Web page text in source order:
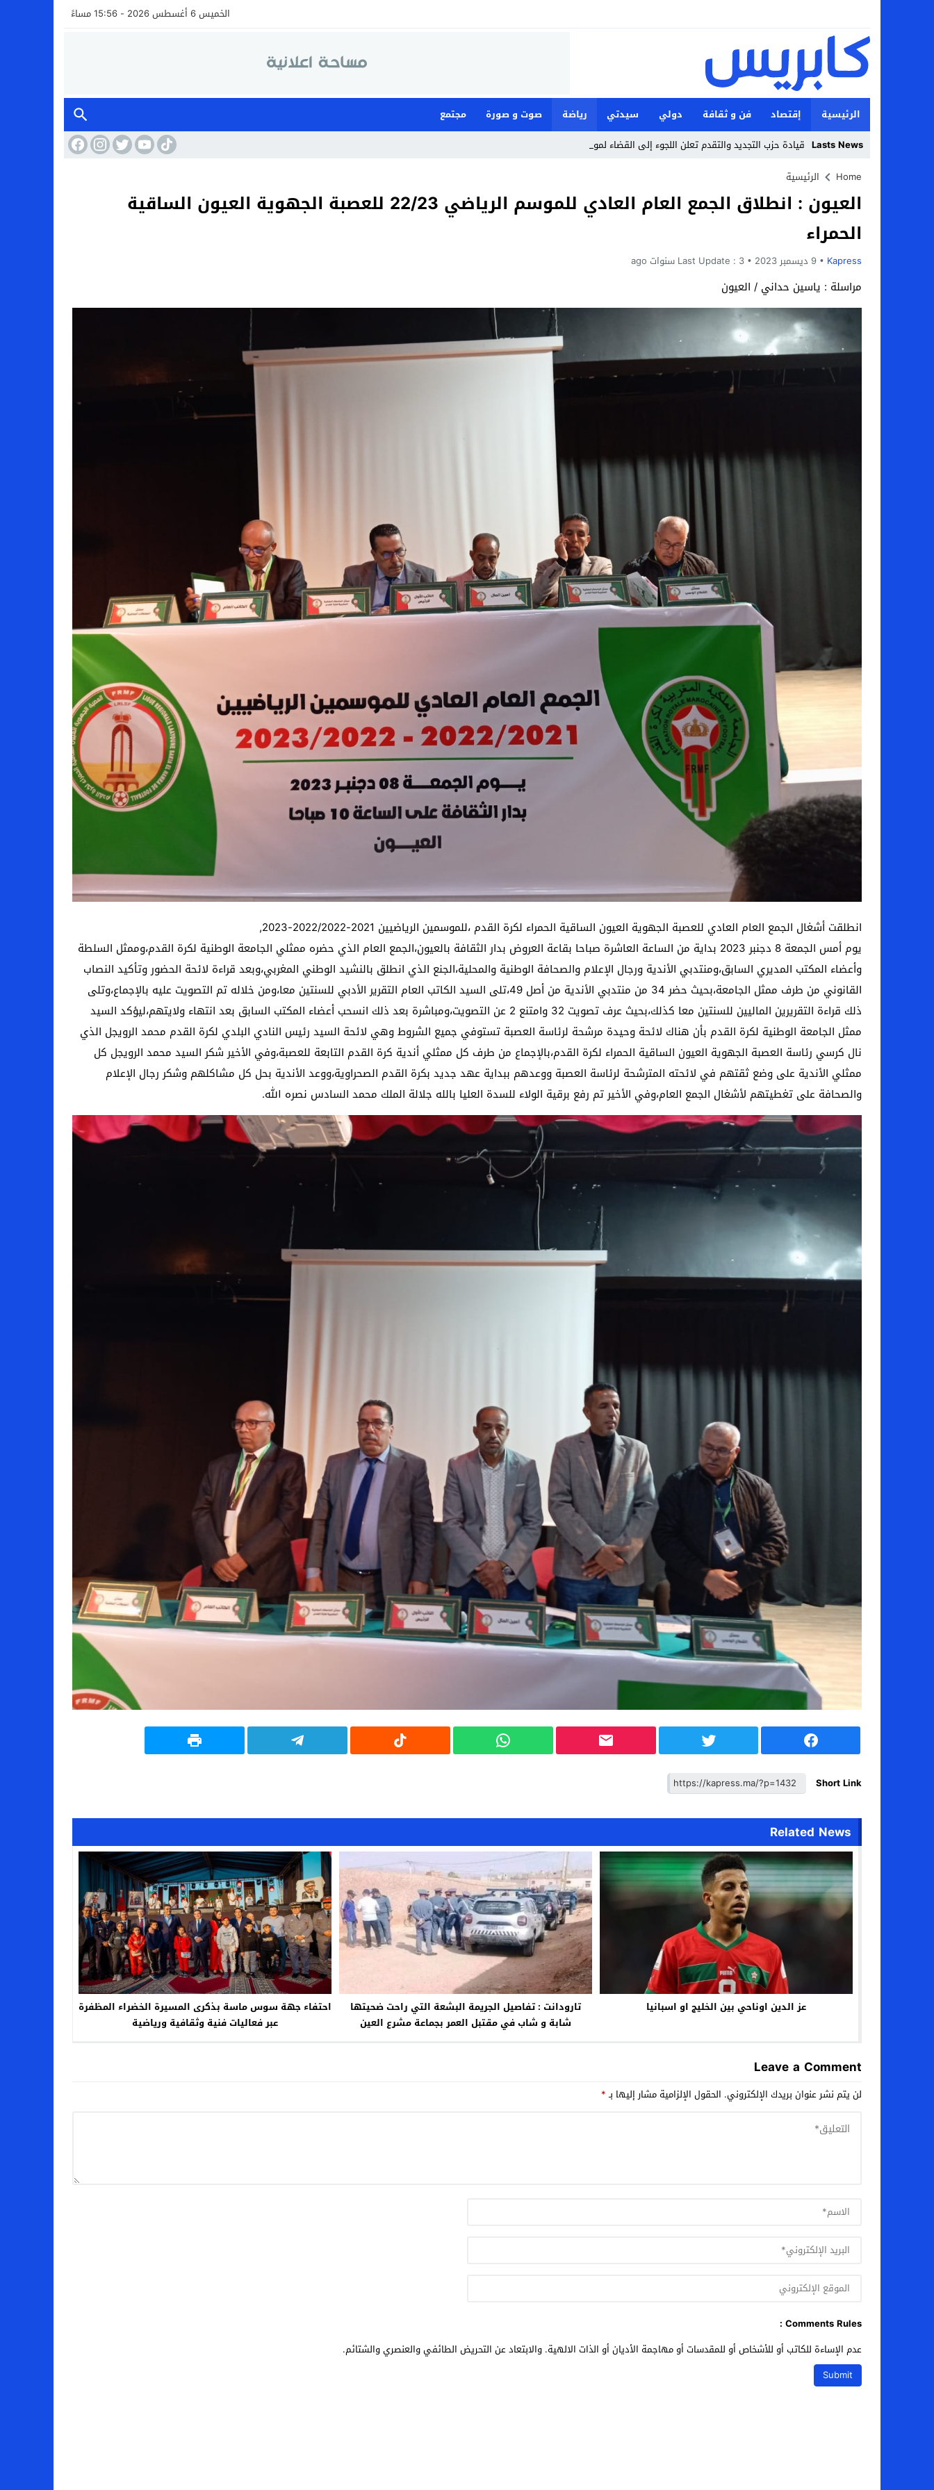
الخميس 6 أغسطس 2026 - 15:56 مساءً
الرئيسية إقتصاد فن و ثقافة دولي سيدتي رياضة صوت و صورة
مجتمع
Lasts News قيادة حزب التجديد والتقدم تعلن اللجوء إلى القضاء لمواجهة ما وصفته بـ”ال _
Stop
Previous
Home الرئيسية
العيون : انطلاق الجمع العام العادي للموسم الرياضي 22/23 للعصبة الجهوية العيون الساقية
الحمراء
Kapress 9 ديسمبر 2023 Last Update : 3 سنوات ago
مراسلة : ياسين حداني / العيون
انطلقت أشغال الجمع العام العادي للعصبة الجهوية العيون الساقية الحمراء لكرة القدم ،للموسمين الرياضيين 2021-2022/2022-2023,
يوم أمس الجمعة 8 دجنبر 2023 بداية من الساعة العاشرة صباحا بقاعة العروض بدار الثقافة بالعيون،الجمع العام الذي حضره ممثلي الجامعة الوطنية لكرة القدم،وممثل السلطة
وأعضاء المكتب المديري السابق،ومنتدبي الأندية ورجال الإعلام والصحافة الوطنية والمحلية،الجنع الذي انطلق بالنشيد الوطني المغربي،وبعد قراءة لائحة الحضور وتأكيد النصاب
القانوني من طرف ممثل الجامعة،بحيث حضر 34 من منتدبي الأندية من أصل 49،تلى السيد الكاتب العام التقرير الأدبي للسنتين معا،ومن خلاله تم التصويت عليه بالإجماع،وتلى
ذلك قراءة التقريرين الماليين للسنتين معا كذلك،بحيث عرف تصويت 32 وامتنع 2 عن التصويت،ومباشرة بعد ذلك انسحب أعضاء المكتب السابق بعد انتهاء ولايتهم،ليؤكد السيد
ممثل الجامعة الوطنية لكرة القدم بأن هناك لائحة وحيدة مرشحة لرئاسة العصبة تستوفي جميع الشروط وهي لائحة السيد رئيس النادي البلدي لكرة القدم محمد الرويجل الذي
نال كرسي رئاسة العصبة الجهوية العيون الساقية الحمراء لكرة القدم،بالإجماع من طرف كل ممثلي أندية كرة القدم التابعة للعصبة،وفي الأخير شكر السيد محمد الرويجل كل
ممثلي الأندية على وضع ثقتهم في لائحته المترشحة لرئاسة العصبة ووعدهم ببداية عهد جديد بكرة القدم الصحراوية،ووعد الأندية بحل كل مشاكلهم وشكر رجال الإعلام
والصحافة على تغطيتهم لأشغال الجمع العام،وفي الأخير تم رفع برقية الولاء للسدة العليا بالله جلالة الملك محمد السادس نصره الله.
Short Link
Related News
عز الدين اوناحي بين الخليج او اسبانيا
تارودانت : تفاصيل الجريمة البشعة التي راحت ضحيتها
شابة و شاب في مقتبل العمر بجماعة مشرع العين
احتفاء جهة سوس ماسة بذكرى المسيرة الخضراء المظفرة
عبر فعاليات فنية وثقافية ورياضية
Leave a Comment
لن يتم نشر عنوان بريدك الإلكتروني. الحقول الإلزامية مشار إليها بـ*
Comments Rules :
عدم الإساءة للكاتب أو للأشخاص أو للمقدسات أو مهاجمة الأديان أو الذات الالهية. والابتعاد عن التحريض الطائفي والعنصري والشتائم.